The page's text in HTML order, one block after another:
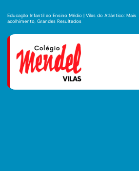
Educação Infantil ao Ensino Médio | Vilas do Atlântico: Mais
acolhimento, Grandes Resultados